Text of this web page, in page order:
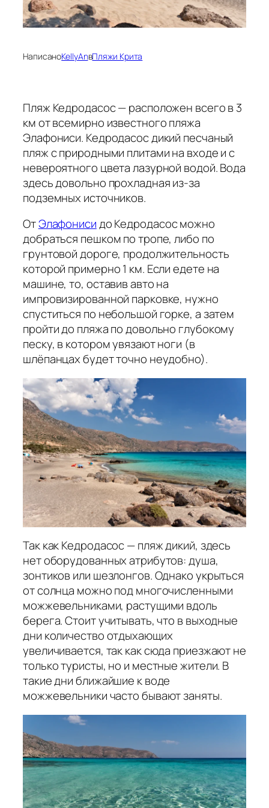
НаписаноKellyAnвПляжи Крита
Пляж Кедродасос — расположен всего в 3
км от всемирно известного пляжа
Элафониси. Кедродасос дикий песчаный
пляж с природными плитами на входе и с
невероятного цвета лазурной водой. Вода
здесь довольно прохладная из-за
подземных источников.
ОтЭлафонисидо Кедродасос можно
добраться пешком по тропе, либо по
грунтовой дороге, продолжительность
которой примерно 1 км. Если едете на
машине, то, оставив авто на
импровизированной парковке, нужно
спуститься по небольшой горке, а затем
пройти до пляжа по довольно глубокому
песку, в котором увязают ноги (в
шлёпанцах будет точно неудобно).
Так как Кедродасос — пляж дикий, здесь
нет оборудованных атрибутов: душа,
зонтиков или шезлонгов. Однако укрыться
от солнца можно под многочисленными
можжевельниками, растущими вдоль
берега. Стоит учитывать, что в выходные
дни количество отдыхающих
увеличивается, так как сюда приезжают не
только туристы, но и местные жители. В
такие дни ближайшие к воде
можжевельники часто бывают заняты.